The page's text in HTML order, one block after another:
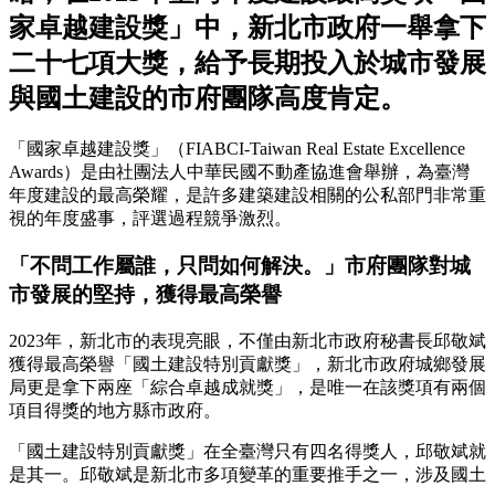
家卓越建設獎」中，新北市政府一舉拿下
二十七項大獎，給予長期投入於城市發展
與國土建設的市府團隊高度肯定。
「國家卓越建設獎」（FIABCI-Taiwan Real Estate Excellence
Awards）是由社團法人中華民國不動產協進會舉辦，為臺灣
年度建設的最高榮耀，是許多建築建設相關的公私部門非常重
視的年度盛事，評選過程競爭激烈。
「不問工作屬誰，只問如何解決。」市府團隊對城
市發展的堅持，獲得最高榮譽
2023年，新北市的表現亮眼，不僅由新北市政府秘書長邱敬斌
獲得最高榮譽「國土建設特別貢獻獎」，新北市政府城鄉發展
局更是拿下兩座「綜合卓越成就獎」，是唯一在該獎項有兩個
項目得獎的地方縣市政府。
「國土建設特別貢獻獎」在全臺灣只有四名得獎人，邱敬斌就
是其一。邱敬斌是新北市多項變革的重要推手之一，涉及國土